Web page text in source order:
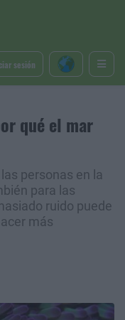
sesión
qué el mar
personas en la
para las
ruido puede
más